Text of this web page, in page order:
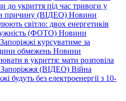
до укриття під час тривоги у
причину (ВІДЕО) Новини
світло: двох енергетиків
(ФОТО) Новини
курсуватиме за
обмежень Новини
в укриття: мати розповіла
Запоріжжя (ВІДЕО) Війна
будуть без електроенергії з 10-